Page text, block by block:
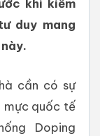
khi kiểm
duy mang
cần có sự
mực quốc tế
Doping